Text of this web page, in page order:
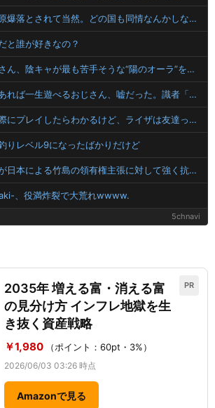
中国外務省「日本は原爆落とされて当然。どの国も同情なんかしない」
と誰が好きなの？
【画像】貴島明日香さん、陰キャが最も苦手そうな“陽のオーラ”を放つｗｗｗｗ
【悲報】ディスクがあれば一生遊べるおじさん、嘘だった。識者「経年劣化で普通に割れます」
【画像】オタク「実際にプレイしたらわかるけど、ライザは友達って感じで性的な目では見れないｗ」←これ
りレベル9になったばかりだけど
【海外の反応】韓国が日本による竹島の領有権主張に対して強く抗議したらしい → 「もはや毎年の恒例行事だな」「他のことから国民の目をそらせるからお互いの政府にとって都合がいいんだよ」
、役満炸裂で大荒れwwww.
5chnavi
PR
2035年 増える富・消える富
の見分け方 インフレ地獄を生
き抜く資産戦略
￥1,980 （ポイント：60pt・3%）
2026/06/03 03:26 時点
Amazonで見る